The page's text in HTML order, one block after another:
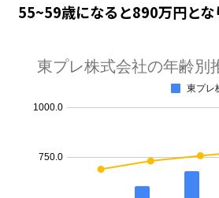
55~59歳になると890万円とな